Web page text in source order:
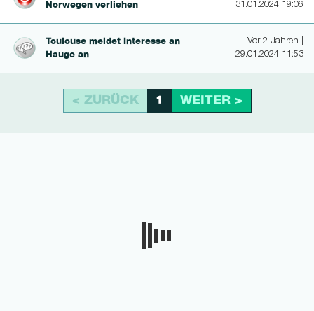
Norwegen verliehen
31.01.2024 19:06
Toulouse meldet Interesse an
Hauge an
Vor 2 Jahren |
29.01.2024 11:53
< ZURÜCK 1 WEITER >